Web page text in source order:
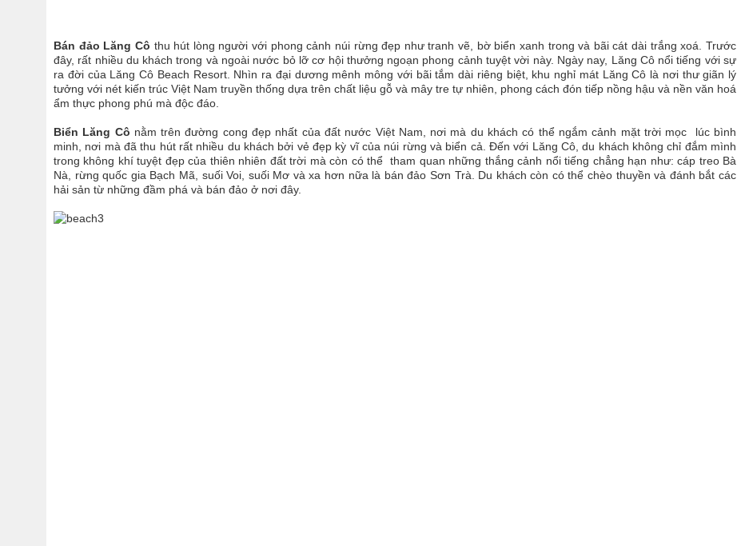
Bán đảo Lăng Cô thu hút lòng người với phong cảnh núi rừng đẹp như tranh vẽ, bờ biển xanh trong và bãi cát dài trắng xoá. Trước
đây, rất nhiều du khách trong và ngoài nước bỏ lỡ cơ hội thưởng ngoạn phong cảnh tuyệt vời này. Ngày nay, Lăng Cô nổi tiếng với sự
ra đời của Lăng Cô Beach Resort. Nhìn ra đại dương mênh mông với bãi tắm dài riêng biệt, khu nghỉ mát Lăng Cô là nơi thư giãn lý
tưởng với nét kiến trúc Việt Nam truyền thống dựa trên chất liệu gỗ và mây tre tự nhiên, phong cách đón tiếp nồng hậu và nền văn hoá
ẩm thực phong phú mà độc đáo.
Biển Lăng Cô nằm trên đường cong đẹp nhất của đất nước Việt Nam, nơi mà du khách có thể ngắm cảnh mặt trời mọc lúc bình
minh, nơi mà đã thu hút rất nhiều du khách bởi vẻ đẹp kỳ vĩ của núi rừng và biển cả. Đến với Lăng Cô, du khách không chỉ đắm mình
trong không khí tuyệt đẹp của thiên nhiên đất trời mà còn có thể tham quan những thắng cảnh nổi tiếng chẳng hạn như: cáp treo Bà
Nà, rừng quốc gia Bạch Mã, suối Voi, suối Mơ và xa hơn nữa là bán đảo Sơn Trà. Du khách còn có thể chèo thuyền và đánh bắt các
hải sản từ những đầm phá và bán đảo ở nơi đây.